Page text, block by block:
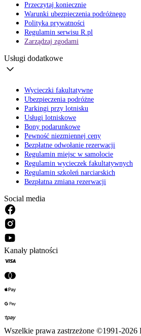
Przeczytaj koniecznie
Warunki ubezpieczenia podróżnego
Polityka prywatności
Regulamin serwisu R.pl
Zarządzaj zgodami
Usługi dodatkowe
Wycieczki fakultatywne
Ubezpieczenia podróżne
Parkingi przy lotnisku
Usługi lotniskowe
Bony podarunkowe
Pewność niezmiennej ceny
Bezpłatne odwołanie rezerwacji
Regulamin miejsc w samolocie
Regulamin wycieczek fakultatywnych
Regulamin szkoleń narciarskich
Bezpłatna zmiana rezerwacji
Social media
Kanały płatności
Wszelkie prawa zastrzeżone ©1991-